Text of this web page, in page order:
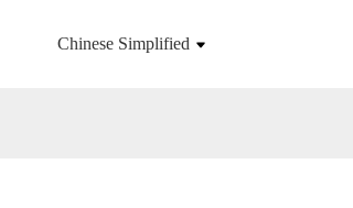
Chinese Simplified